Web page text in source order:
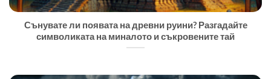
Сънувате ли появата на древни руини? Разгадайте
символиката на миналото и съкровените тай